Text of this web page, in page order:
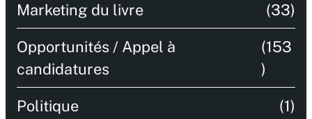
Marketing du livre (33)
Opportunités / Appel à
candidatures
(153
)
Politique (1)